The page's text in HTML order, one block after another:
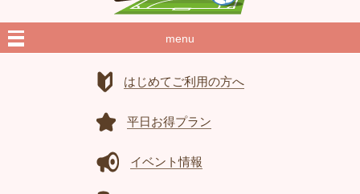
menu
はじめてご利用の方へ
平日お得プラン
イベント情報